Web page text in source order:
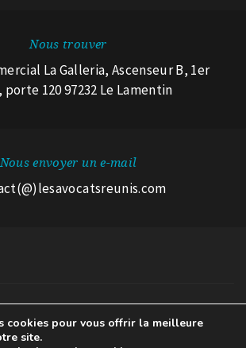
Nous trouver
La Galleria, Ascenseur B, 1er
120 97232 Le Lamentin
Nous envoyer un e-mail
© 2026 Les Avocats Réunis.
cookies pour vous offrir la meilleure
site.